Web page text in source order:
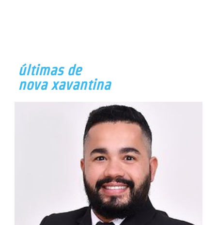
últimas de
nova xavantina